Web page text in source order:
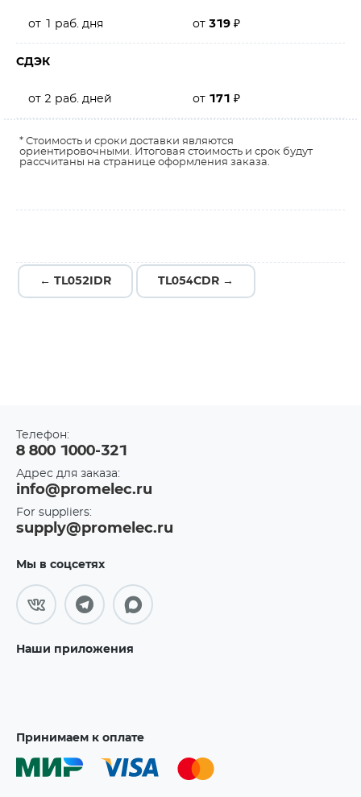
от 1 раб. дня от 319 ₽
СДЭК
от 2 раб. дней от 171 ₽
* Стоимость и сроки доставки являются
ориентировочными. Итоговая стоимость и срок будут
рассчитаны на странице оформления заказа.
← TL052IDR TL054CDR →
Телефон:
8 800 1000-321
Адрес для заказа:
info@promelec.ru
For suppliers:
supply@promelec.ru
Мы в соцсетях
Наши приложения
Принимаем к оплате